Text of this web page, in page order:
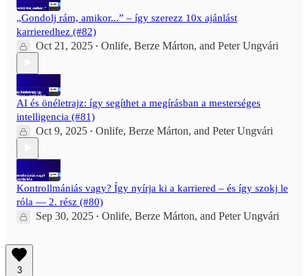
„Gondolj rám, amikor...” – így szerezz 10x ajánlást
karrieredhez (#82)
Oct 21, 2025 • Onlife, Berze Márton, and Peter Ungvári
AI és önéletrajz: így segíthet a megírásban a mesterséges
intelligencia (#81)
Oct 9, 2025 • Onlife, Berze Márton, and Peter Ungvári
Kontrollmániás vagy? Így nyírja ki a karriered – és így szokj le
róla — 2. rész (#80)
Sep 30, 2025 • Onlife, Berze Márton, and Peter Ungvári
3